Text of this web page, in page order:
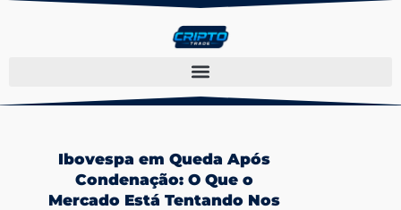
Ibovespa em Queda Após
Condenação: O Que o
Mercado Está Tentando Nos